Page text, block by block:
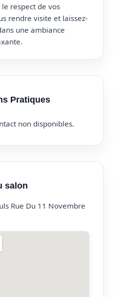
respect de vos
rendre visite et laissez-
une ambiance
Pratiques
non disponibles.
salon
Rue Du 11 Novembre